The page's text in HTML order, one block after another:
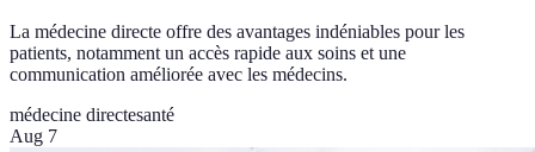
La médecine directe offre des avantages indéniables pour les
patients, notamment un accès rapide aux soins et une
communication améliorée avec les médecins.
médecine directesanté
Aug 7